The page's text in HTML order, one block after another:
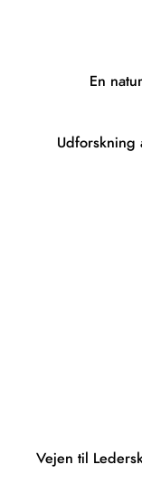
En
Udforskning
Vejen til